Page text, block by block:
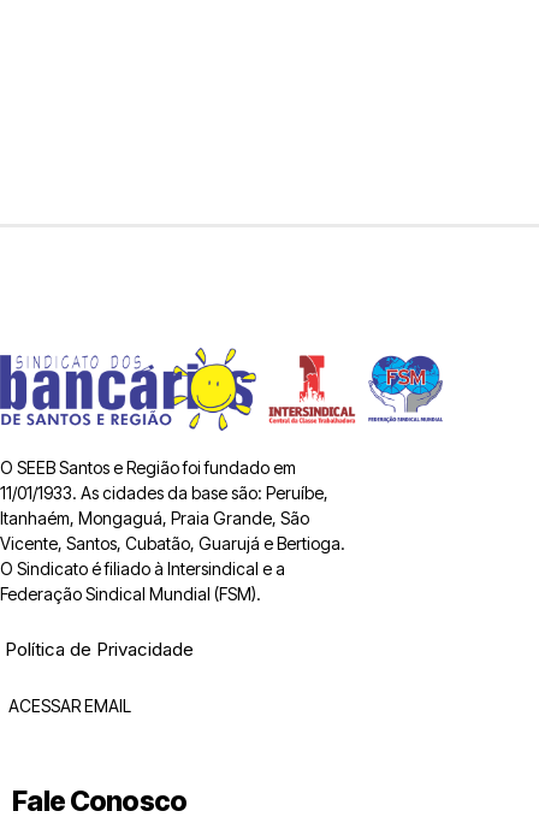
O SEEB Santos e Região foi fundado em
11/01/1933. As cidades da base são: Peruíbe,
Itanhaém, Mongaguá, Praia Grande, São
Vicente, Santos, Cubatão, Guarujá e Bertioga.
O Sindicato é filiado à Intersindical e a
Federação Sindical Mundial (FSM).
Política de Privacidade
ACESSAR EMAIL
Fale Conosco